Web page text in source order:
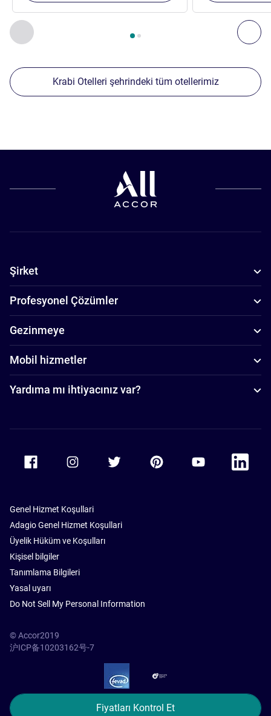
Fiyatları Kontrol Et
Önceki - Yakınlardaki diğer tesislerimiz
Sayfa , Yakınlardaki diğer tesislerimiz 1 :, Yakınlardaki
Krabi Otelleri şehrindeki tüm otellerimiz
Şirket
Profesyonel Çözümler
Gezinmeye
Mobil hizmetler
Yardıma mı ihtiyacınız var?
Accor Facebook Accor TwitterAccor PinterestAccor Youtube
Accor
Genel Hizmet Koşullari
Adagio Genel Hizmet Koşullari
Üyelik Hüküm ve Koşulları
Kişisel bilgiler
Tanımlama Bilgileri
Yasal uyarı
Do Not Sell My Personal Information
© Accor2019
沪ICP备10203162号-7